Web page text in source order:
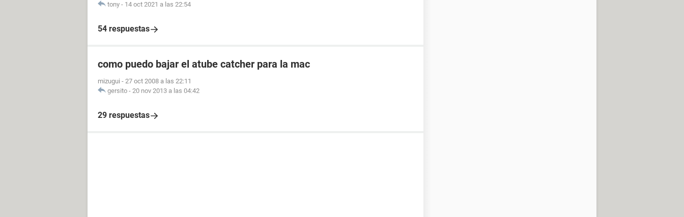
tony - 14 oct 2021 a las 22:54
54 respuestas
como puedo bajar el atube catcher para la mac
mizugui - 27 oct 2008 a las 22:11
gersito - 20 nov 2013 a las 04:42
29 respuestas